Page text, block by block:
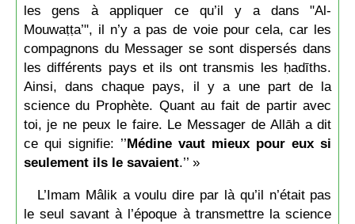
les gens à appliquer ce qu’il y a dans "Al-
Mouwaṭṭa’", il n’y a pas de voie pour cela, car les
compagnons du Messager se sont dispersés dans
les différents pays et ils ont transmis les ḥadīths.
Ainsi, dans chaque pays, il y a une part de la
science du Prophète. Quant au fait de partir avec
toi, je ne peux le faire. Le Messager de Allāh a dit
ce qui signifie: ’’Médine vaut mieux pour eux si
seulement ils le savaient.’’ »
L’Imam Mâlik a voulu dire par là qu’il n’était pas
le seul savant à l’époque à transmettre la science